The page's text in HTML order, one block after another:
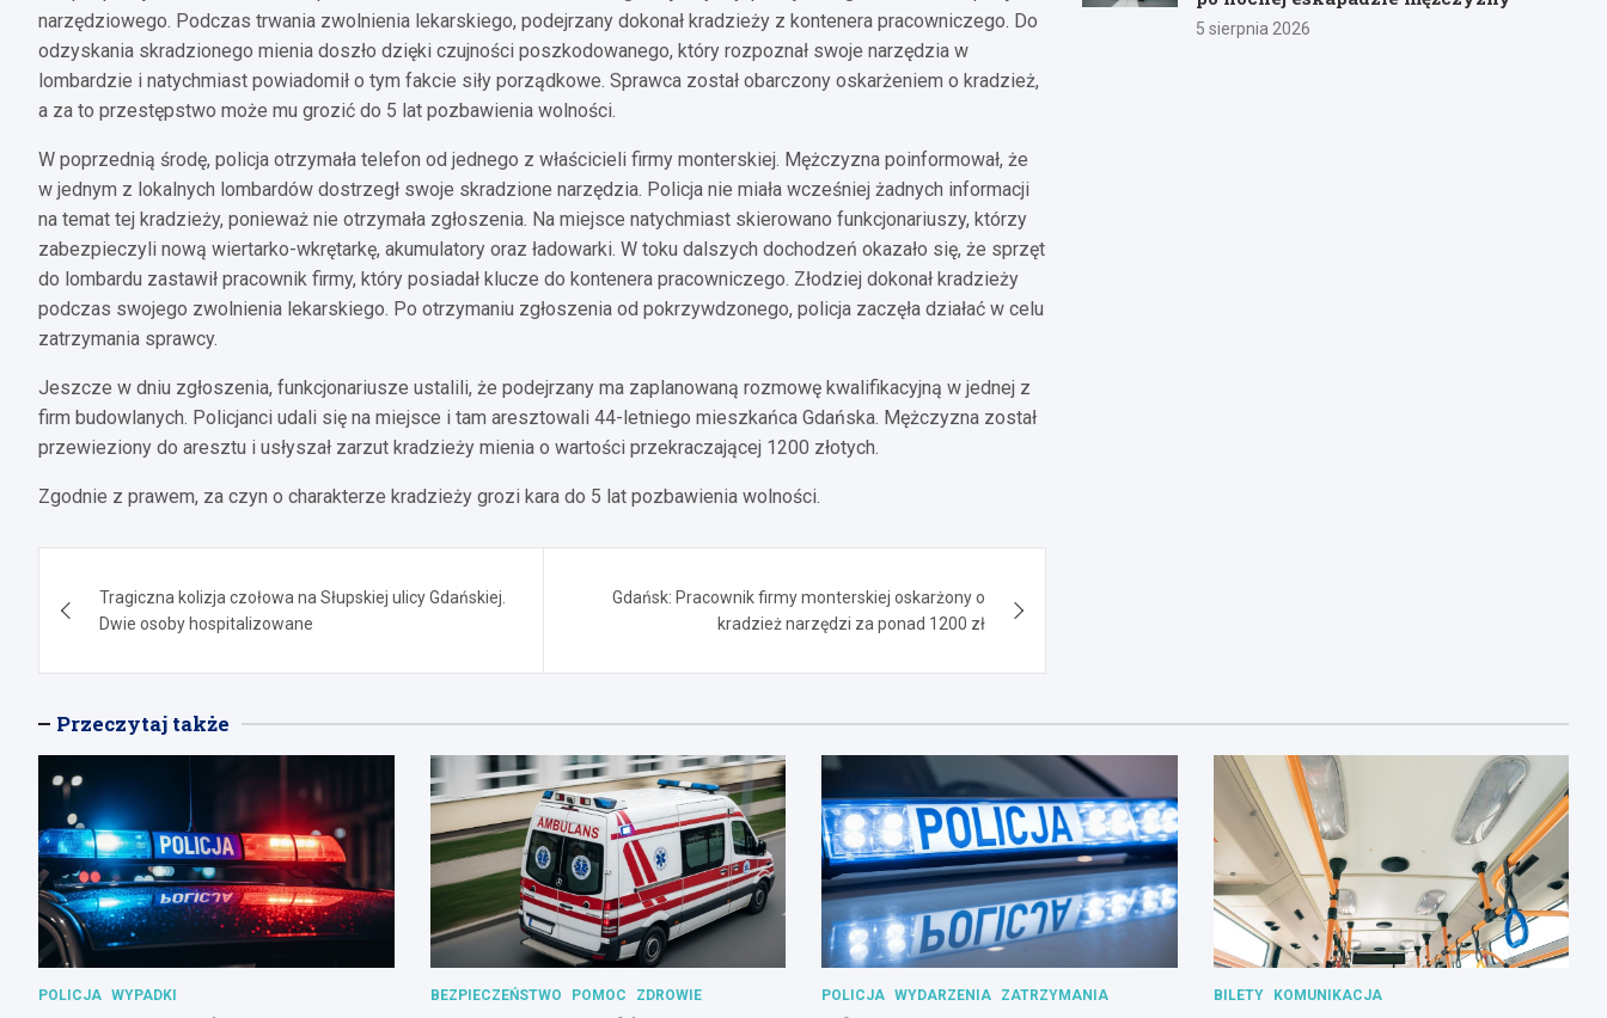
narzędziowego. Podczas trwania zwolnienia lekarskiego, podejrzany dokonał kradzieży z kontenera pracowniczego. Do
odzyskania skradzionego mienia doszło dzięki czujności poszkodowanego, który rozpoznał swoje narzędzia w
lombardzie i natychmiast powiadomił o tym fakcie siły porządkowe. Sprawca został obarczony oskarżeniem o kradzież,
a za to przestępstwo może mu grozić do 5 lat pozbawienia wolności.
W poprzednią środę, policja otrzymała telefon od jednego z właścicieli firmy monterskiej. Mężczyzna poinformował, że
w jednym z lokalnych lombardów dostrzegł swoje skradzione narzędzia. Policja nie miała wcześniej żadnych informacji
na temat tej kradzieży, ponieważ nie otrzymała zgłoszenia. Na miejsce natychmiast skierowano funkcjonariuszy, którzy
zabezpieczyli nową wiertarko-wkrętarkę, akumulatory oraz ładowarki. W toku dalszych dochodzeń okazało się, że sprzęt
do lombardu zastawił pracownik firmy, który posiadał klucze do kontenera pracowniczego. Złodziej dokonał kradzieży
podczas swojego zwolnienia lekarskiego. Po otrzymaniu zgłoszenia od pokrzywdzonego, policja zaczęła działać w celu
zatrzymania sprawcy.
Jeszcze w dniu zgłoszenia, funkcjonariusze ustalili, że podejrzany ma zaplanowaną rozmowę kwalifikacyjną w jednej z
firm budowlanych. Policjanci udali się na miejsce i tam aresztowali 44-letniego mieszkańca Gdańska. Mężczyzna został
przewieziony do aresztu i usłyszał zarzut kradzieży mienia o wartości przekraczającej 1200 złotych.
Zgodnie z prawem, za czyn o charakterze kradzieży grozi kara do 5 lat pozbawienia wolności.
wpisu
Tragiczna kolizja czołowa na Słupskiej ulicy Gdańskiej.
Dwie osoby hospitalizowane
Gdańsk: Pracownik firmy monterskiej oskarżony o
kradzież narzędzi za ponad 1200 zł
5 sierpnia 2026
Przeczytaj także
POLICJA WYPADKI BEZPIECZEŃSTWO POMOC ZDROWIE POLICJA WYDARZENIA ZATRZYMANIA BILETY KOMUNIKACJA